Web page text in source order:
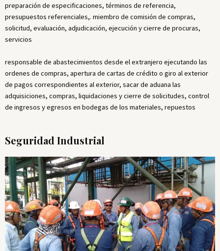
preparación de especificaciones, términos de referencia,
presupuestos referenciales,. miembro de comisión de compras,
solicitud, evaluación, adjudicación, ejecución y cierre de procuras,
servicios
responsable de abastecimientos desde el extranjero ejecutando las
ordenes de compras, apertura de cartas de crédito o giro al exterior
de pagos correspondientes al exterior, sacar de aduana las
adquisiciones, compras, liquidaciones y cierre de solicitudes, control
de ingresos y egresos en bodegas de los materiales, repuestos
Seguridad Industrial